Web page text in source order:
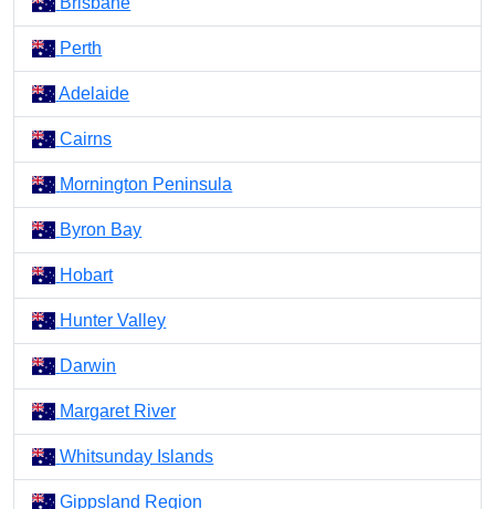
Perth
Adelaide
Cairns
Mornington Peninsula
Byron Bay
Hobart
Hunter Valley
Darwin
Margaret River
Whitsunday Islands
Gippsland Region